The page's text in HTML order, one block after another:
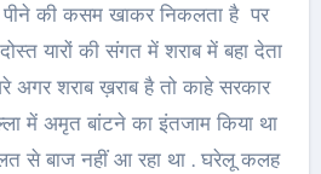
की कसम खाकर निकलता है पर
यारों की संगत में शराब में बहा देता
अगर शराब ख़राब है तो काहे सरकार
में अमृत बांटने का इंतजाम किया था
से बाज नहीं आ रहा था . घरेलू कलह